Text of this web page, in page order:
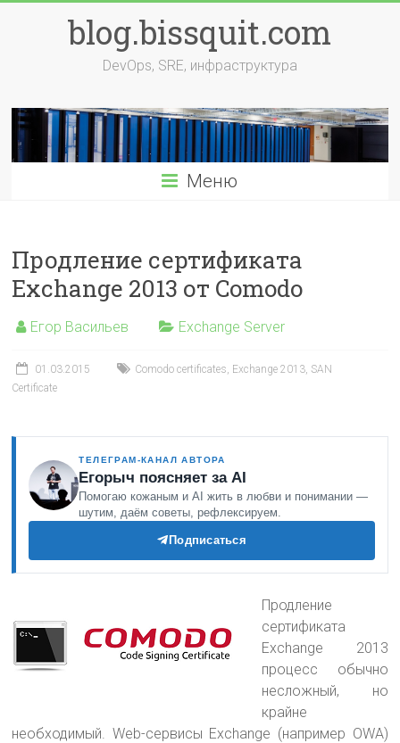
содержимомуblog.bissquit.com
DevOps, SRE, инфраструктура
Меню
Продление сертификата
Exchange 2013 от Comodo
Егор Васильев Exchange Server
01.03.2015 Comodo certificates, Exchange 2013, SAN
Certificate
ТЕЛЕГРАМ-КАНАЛ АВТОРА
Егорыч поясняет за AI
Помогаю кожаным и AI жить в любви и понимании —
шутим, даём советы, рефлексируем.
Подписаться
Продление
сертификата
Exchange 2013
процесс обычно
несложный, но
крайне
необходимый. Web-сервисы Exchange (например OWA)